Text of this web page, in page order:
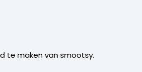
te maken van smootsy.